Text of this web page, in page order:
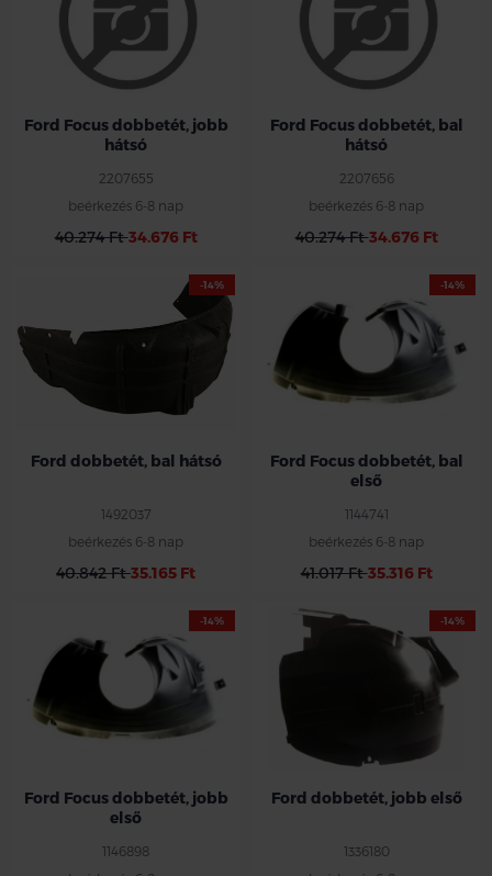
Ford Focus dobbetét, jobb
hátsó
2207655
beérkezés 6-8 nap
40.274 Ft34.676 Ft
Ford Focus dobbetét, bal
hátsó
2207656
beérkezés 6-8 nap
40.274 Ft34.676 Ft
-14%
Ford dobbetét, bal hátsó
1492037
beérkezés 6-8 nap
40.842 Ft35.165 Ft
-14%
Ford Focus dobbetét, bal
első
1144741
beérkezés 6-8 nap
41.017 Ft35.316 Ft
-14%
Ford Focus dobbetét, jobb
első
1146898
-14%
Ford dobbetét, jobb első
1336180